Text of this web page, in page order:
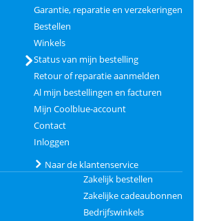
Garantie, reparatie en verzekeringen
Bestellen
Winkels
Status van mijn bestelling
Retour of reparatie aanmelden
Al mijn bestellingen en facturen
Mijn Coolblue-account
Contact
Inloggen
Naar de klantenservice
Zakelijk bestellen
Zakelijke cadeaubonnen
Bedrijfswinkels